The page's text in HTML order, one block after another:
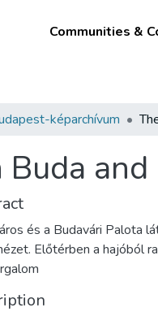
Communities &
képarchívum
and
és a Budavári Palota
Előtérben a hajóból